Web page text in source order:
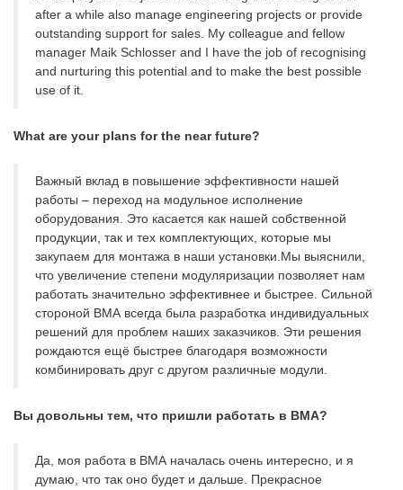
after a while also manage engineering projects or provide
outstanding support for sales. My colleague and fellow
manager Maik Schlosser and I have the job of recognising
and nurturing this potential and to make the best possible
use of it.
What are your plans for the near future?
Важный вклад в повышение эффективности нашей
работы – переход на модульное исполнение
оборудования. Это касается как нашей собственной
продукции, так и тех комплектующих, которые мы
закупаем для монтажа в наши установки.Мы выяснили,
что увеличение степени модуляризации позволяет нам
работать значительно эффективнее и быстрее. Сильной
стороной ВМА всегда была разработка индивидуальных
решений для проблем наших заказчиков. Эти решения
рождаются ещё быстрее благодаря возможности
комбинировать друг с другом различные модули.
Вы довольны тем, что пришли работать в ВМА?
Да, моя работа в ВМА началась очень интересно, и я
думаю, что так оно будет и дальше. Прекрасное